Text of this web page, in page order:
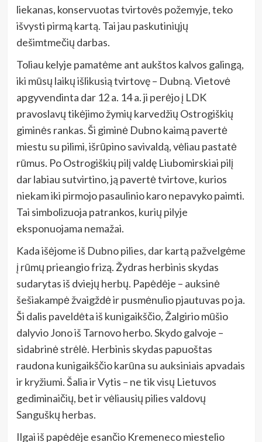
liekanas, konservuotas tvirtovės požemyje, teko
išvysti pirmą kartą. Tai jau paskutiniųjų
dešimtmečių darbas.
Toliau kelyje pamatėme ant aukštos kalvos galingą,
iki mūsų laikų išlikusią tvirtovę – Dubną. Vietovė
apgyvendinta dar 12 a. 14 a. ji perėjo į LDK
pravoslavų tikėjimo žymių karvedžių Ostrogiškių
giminės rankas. Ši giminė Dubno kaimą pavertė
miestu su pilimi, išrūpino savivaldą, vėliau pastatė
rūmus. Po Ostrogiškių pilį valdę Liubomirskiai pilį
dar labiau sutvirtino, ją pavertė tvirtove, kurios
niekam iki pirmojo pasaulinio karo nepavyko paimti.
Tai simbolizuoja patrankos, kurių pilyje
eksponuojama nemažai.
Kada išėjome iš Dubno pilies, dar kartą pažvelgėme
į rūmų prieangio frizą. Žydras herbinis skydas
sudarytas iš dviejų herbų. Papėdėje – auksinė
šešiakampė žvaigždė ir pusmėnulio pjautuvas po ja.
Ši dalis paveldėta iš kunigaikščio, Žalgirio mūšio
dalyvio Jono iš Tarnovo herbo. Skydo galvoje –
sidabrinė strėlė. Herbinis skydas papuoštas
raudona kunigaikščio karūna su auksiniais apvadais
ir kryžiumi. Šalia ir Vytis – ne tik visų Lietuvos
gediminaičių, bet ir vėliausių pilies valdovų
Sanguškų herbas.
Ilgai iš papėdėje esančio Kremeneco miestelio